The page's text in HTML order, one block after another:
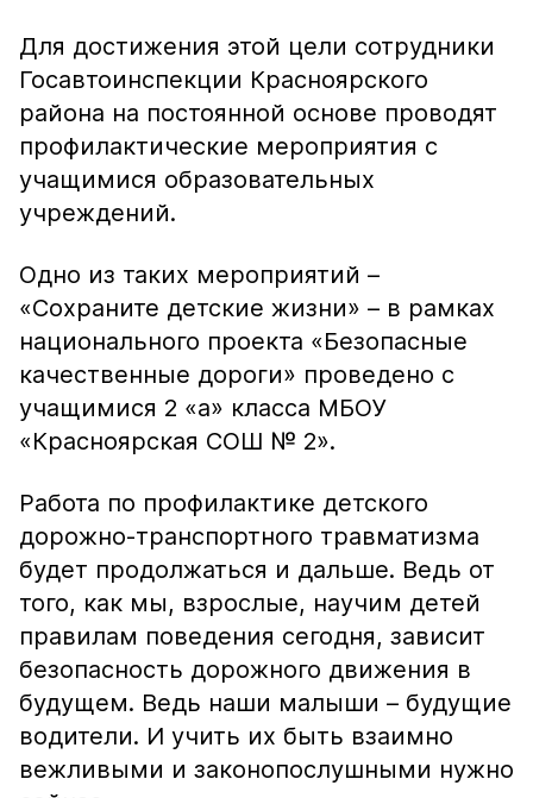
Для достижения этой цели сотрудники
Госавтоинспекции Красноярского
района на постоянной основе проводят
профилактические мероприятия с
учащимися образовательных
учреждений.
Одно из таких мероприятий –
«Сохраните детские жизни» – в рамках
национального проекта «Безопасные
качественные дороги» проведено с
учащимися 2 «а» класса МБОУ
«Красноярская СОШ № 2».
Работа по профилактике детского
дорожно-транспортного травматизма
будет продолжаться и дальше. Ведь от
того, как мы, взрослые, научим детей
правилам поведения сегодня, зависит
безопасность дорожного движения в
будущем. Ведь наши малыши – будущие
водители. И учить их быть взаимно
вежливыми и законопослушными нужно